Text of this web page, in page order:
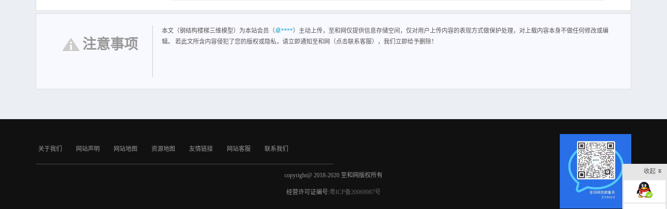
注意事项
本文（钢结构楼梯三维模型）为本站会员（卓****）主动上传，至和网仅提供信息存储空间，仅对用户上传内容的表现方式做保护处理，对上载内容本身不做任何修改或编
辑。 若此文所含内容侵犯了您的版权或隐私，请立即通知至和网（点击联系客服），我们立即给予删除！
关于我们 网站声明 网站地图 资源地图 友情链接 网站客服 联系我们
copyright@ 2018-2020 至和网版权所有
经营许可证编号:粤ICP备20069987号
收起
在线客服